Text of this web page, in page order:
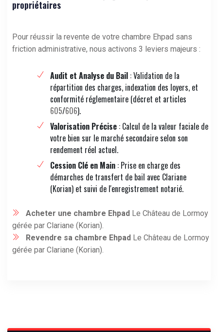
propriétaires
Pour réussir la revente de votre chambre Ehpad sans
friction administrative, nous activons 3 leviers majeurs :
Audit et Analyse du Bail : Validation de la
répartition des charges, indexation des loyers, et
conformité réglementaire (décret et articles
605/606).
Valorisation Précise : Calcul de la valeur faciale de
votre bien sur le marché secondaire selon son
rendement réel actuel.
Cession Clé en Main : Prise en charge des
démarches de transfert de bail avec Clariane
(Korian) et suivi de l'enregistrement notarié.
Acheter une chambre Ehpad Le Château de Lormoy
gérée par Clariane (Korian).
Revendre sa chambre Ehpad Le Château de Lormoy
gérée par Clariane (Korian).